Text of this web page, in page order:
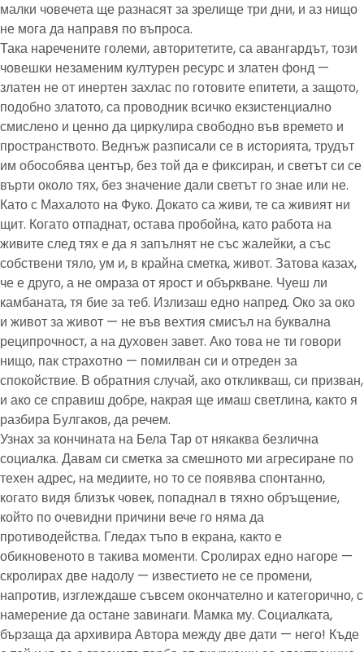
малки човечета ще разнасят за зрелище три дни, и аз нищо
не мога да направя по въпроса.
Така наречените големи, авторитетите, са авангардът, този
човешки незаменим културен ресурс и златен фонд —
златен не от инертен захлас по готовите епитети, а защото,
подобно златото, са проводник всичко екзистенциално
смислено и ценно да циркулира свободно във времето и
пространството. Веднъж разписали се в историята, трудът
им обособява център, без той да е фиксиран, и светът си се
върти около тях, без значение дали светът го знае или не.
Като с Махалото на Фуко. Докато са живи, те са живият ни
щит. Когато отпаднат, остава пробойна, като работа на
живите след тях е да я запълнят не със жалейки, а със
собствени тяло, ум и, в крайна сметка, живот. Затова казах,
че е друго, а не омраза от ярост и объркване. Чуеш ли
камбаната, тя бие за теб. Излизаш едно напред. Око за око
и живот за живот — не във вехтия смисъл на буквална
реципрочност, а на духовен завет. Ако това не ти говори
нищо, пак страхотно — помилван си и отреден за
спокойствие. В обратния случай, ако откликваш, си призван,
и ако се справиш добре, накрая ще имаш светлина, както я
разбира Булгаков, да речем.
Узнах за кончината на Бела Тар от някаква безлична
социалка. Давам си сметка за смешното ми агресиране по
техен адрес, на медиите, но то се появява спонтанно,
когато видя близък човек, попаднал в тяхно обръщение,
който по очевидни причини вече го няма да
противодейства. Гледах тъпо в екрана, както е
обикновеното в такива моменти. Сролирах едно нагоре —
скролирах две надолу — известието не се промени,
напротив, изглеждаше съвсем окончателно и категорично, с
намерение да остане завинаги. Мамка му. Социалката,
бързаща да архивира Автора между две дати — него! Къде